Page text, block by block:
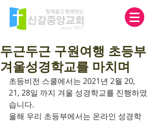
두근두근 구원여행 초등부
겨울성경학교를 마치며
초등비전 스쿨에서는 2021년 2월 20,
21, 28일 까지 겨울 성경학교를 진행하였
습니다.
올해 우리 초등부에서는 온라인 성경학